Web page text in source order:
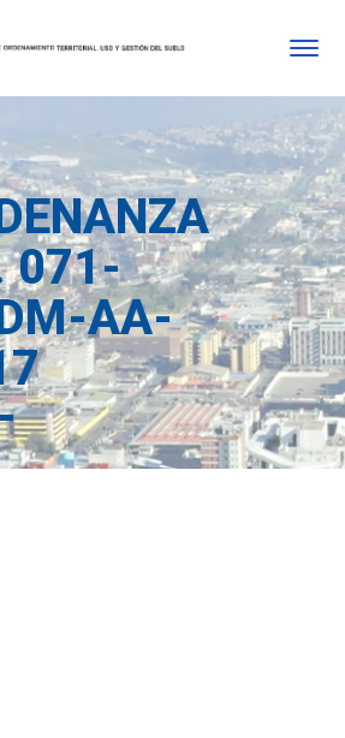
071-
AA-